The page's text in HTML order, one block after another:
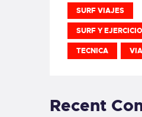
SURF VIAJES
SURF Y
TECNICA
Recent